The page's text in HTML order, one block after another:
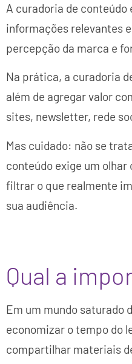
A curadoria de
informações relevantes
percepção da marca e
Na prática, a curadoria
além de agregar valor
sites, newsletter, rede
Mas cuidado: não se
conteúdo exige um
filtrar o que realmente
sua audiência.
Qual a
Em um mundo saturado
economizar o tempo do
compartilhar materiais